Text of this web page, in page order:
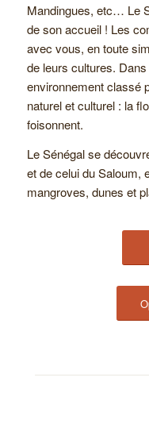
Mandingues, etc… Le
de son accueil ! Les
avec vous, en toute
de leurs cultures.
environnement classé
naturel et culturel : la
foisonnent.
Le Sénégal se
et de celui du Saloum,
mangroves, dunes et